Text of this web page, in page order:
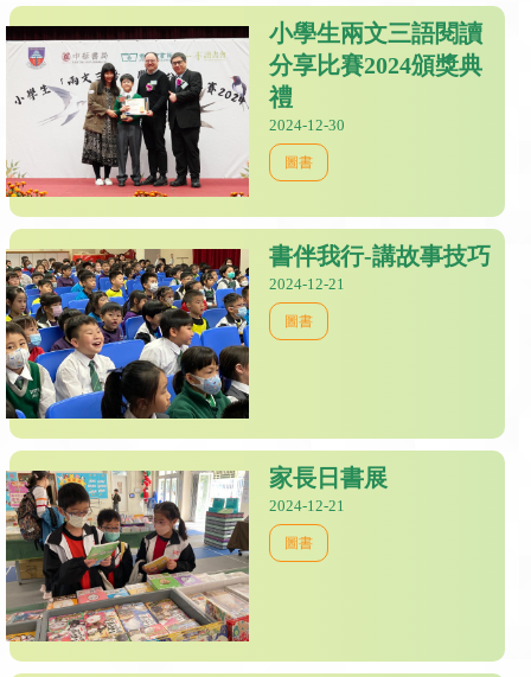
小學生兩文三語閱讀
分享比賽2024頒獎典
禮
2024-12-30
圖書
書伴我行-講故事技巧
2024-12-21
圖書
家長日書展
2024-12-21
圖書